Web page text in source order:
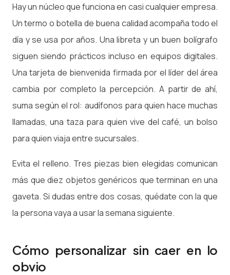
Hay un núcleo que funciona en casi cualquier empresa.
Un termo o botella de buena calidad acompaña todo el
día y se usa por años. Una libreta y un buen bolígrafo
siguen siendo prácticos incluso en equipos digitales.
Una tarjeta de bienvenida firmada por el líder del área
cambia por completo la percepción. A partir de ahí,
suma según el rol: audífonos para quien hace muchas
llamadas, una taza para quien vive del café, un bolso
para quien viaja entre sucursales.
Evita el relleno. Tres piezas bien elegidas comunican
más que diez objetos genéricos que terminan en una
gaveta. Si dudas entre dos cosas, quédate con la que
la persona vaya a usar la semana siguiente.
Cómo personalizar sin caer en lo
obvio